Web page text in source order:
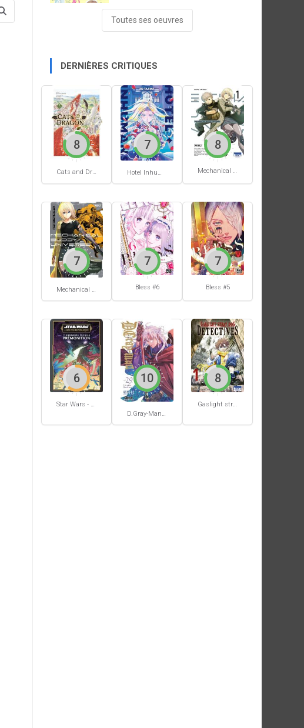
Toutes ses oeuvres
DERNIÈRES CRITIQUES
Cats and Dragon #3
8
Hotel Inhumans #1
7
Mechanical Buddy Universe #1
8
Mechanical Buddy Universe #0
7
Bless #6
7
Bless #5
7
6
D.Gray-Man #29
10 8